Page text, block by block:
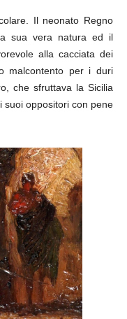
Il neonato Regno
sua vera natura ed il
alla cacciata dei
malcontento per i duri
che sfruttava la Sicilia
suoi oppositori con pene